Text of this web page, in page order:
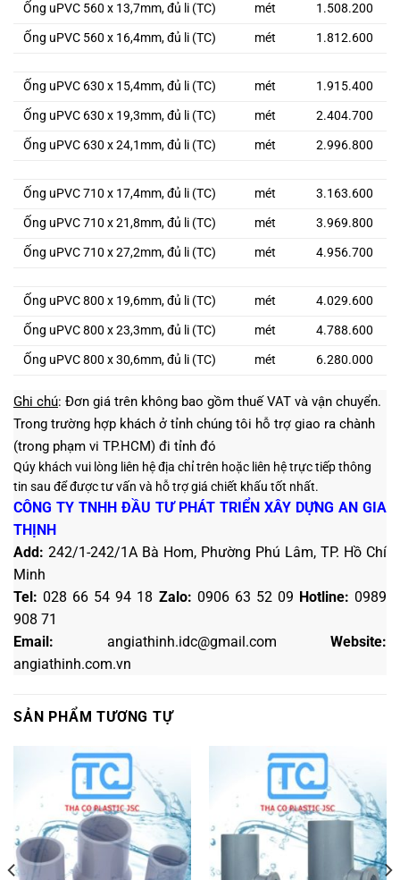
Ống uPVC 560 x 13,7mm, đủ li (TC)
mét
1.508.200
Ống uPVC 560 x 16,4mm, đủ li (TC)
mét 1.812.600
Ống uPVC 630 x 15,4mm, đủ li (TC) mét
1.915.400
Ống uPVC 630 x 19,3mm, đủ li (TC)
mét
2.404.700
Ống uPVC 630 x 24,1mm, đủ li (TC)
mét 2.996.800
Ống uPVC 710 x 17,4mm, đủ li (TC) mét
3.163.600
Ống uPVC 710 x 21,8mm, đủ li (TC)
mét
3.969.800
Ống uPVC 710 x 27,2mm, đủ li (TC)
mét 4.956.700
Ống uPVC 800 x 19,6mm, đủ li (TC) mét
4.029.600
Ống uPVC 800 x 23,3mm, đủ li (TC)
mét
4.788.600
Ống uPVC 800 x 30,6mm, đủ li (TC)
mét 6.280.000
Ghi chú: Đơn giá trên không bao gồm thuế VAT và vận chuyển.
Trong trường hợp khách ở tỉnh chúng tôi hỗ trợ giao ra chành
(trong phạm vi TP.HCM) đi tỉnh đó
Qúy khách vui lòng liên hệ địa chỉ trên hoặc liên hệ trực tiếp thông
tin sau để được tư vấn và hỗ trợ giá chiết khấu tốt nhất.
CÔNG TY TNHH ĐẦU TƯ PHÁT TRIỂN XÂY DỰNG AN GIA
THỊNH
Add: 242/1-242/1A Bà Hom, Phường Phú Lâm, TP. Hồ Chí
Minh
Tel:028 66 54 94 18 Zalo: 0906 63 52 09 Hotline: 0989
908 71
Email: angiathinh.idc@gmail.com Website:
angiathinh.com.vn
SẢN PHẨM TƯƠNG TỰ